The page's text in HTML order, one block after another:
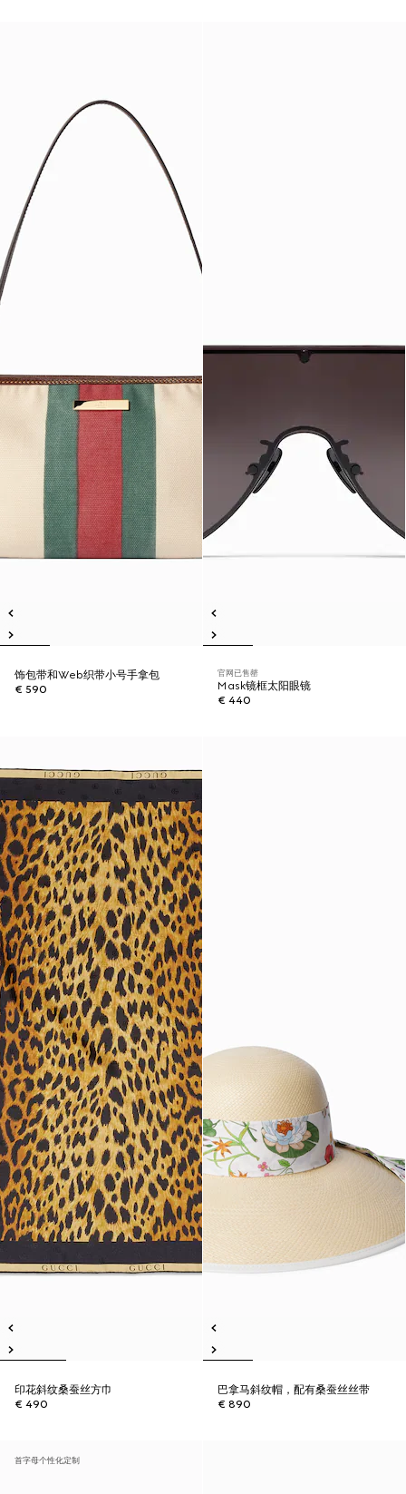
饰包带和Web织带小号手拿包
€ 590
官网已售罄
Mask镜框太阳眼镜
€ 440
印花斜纹桑蚕丝方巾
€ 490
巴拿马斜纹帽，配有桑蚕丝丝带
€ 890
首字母个性化定制